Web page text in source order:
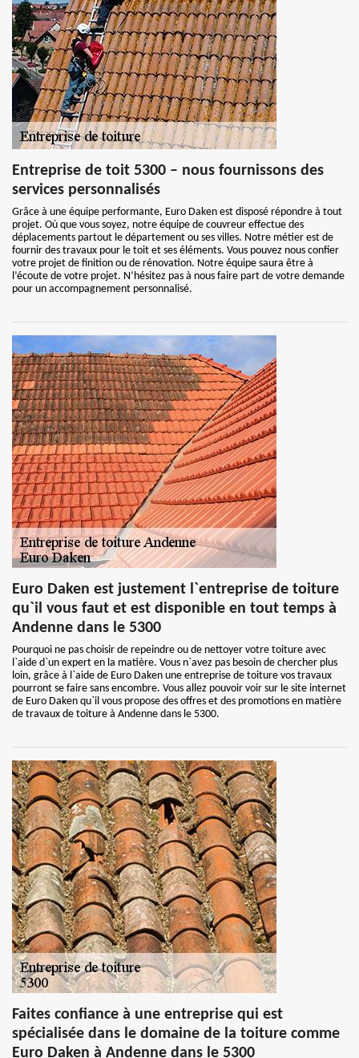
Entreprise de toit 5300 – nous fournissons des
services personnalisés
Grâce à une équipe performante, Euro Daken est disposé répondre à tout
projet. Où que vous soyez, notre équipe de couvreur effectue des
déplacements partout le département ou ses villes. Notre métier est de
fournir des travaux pour le toit et ses éléments. Vous pouvez nous confier
votre projet de finition ou de rénovation. Notre équipe saura être à
l’écoute de votre projet. N’hésitez pas à nous faire part de votre demande
pour un accompagnement personnalisé.
Euro Daken est justement l`entreprise de toiture
qu`il vous faut et est disponible en tout temps à
Andenne dans le 5300
Pourquoi ne pas choisir de repeindre ou de nettoyer votre toiture avec
l`aide d`un expert en la matière. Vous n`avez pas besoin de chercher plus
loin, grâce à l`aide de Euro Daken une entreprise de toiture vos travaux
pourront se faire sans encombre. Vous allez pouvoir voir sur le site internet
de Euro Daken qu`il vous propose des offres et des promotions en matière
de travaux de toiture à Andenne dans le 5300.
Faites confiance à une entreprise qui est
spécialisée dans le domaine de la toiture comme
Euro Daken à Andenne dans le 5300